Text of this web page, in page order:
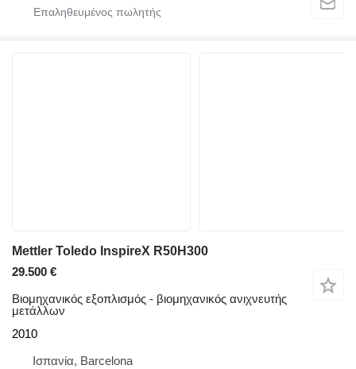
Mettler Toledo InspireX R50H300
29.500 €
Βιομηχανικός εξοπλισμός - βιομηχανικός ανιχνευτής
μετάλλων
2010
Ισπανία, Barcelona